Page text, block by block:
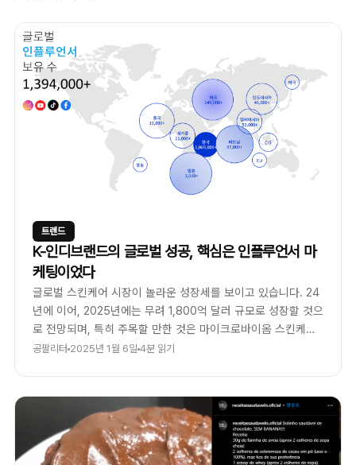
트렌드
K-인디브랜드의 글로벌 성공, 핵심은 인플루언서 마
케팅이었다
글로벌 스킨케어 시장이 놀라운 성장세를 보이고 있습니다. 24
년에 이어, 2025년에는 무려 1,800억 달러 규모로 성장할 것으
로 전망되며, 특히 주목할 만한 것은 마이크로바이옴 스킨케어
시장이라고 하는데요.
공팔리터 2025년 1월 6일 4분 읽기